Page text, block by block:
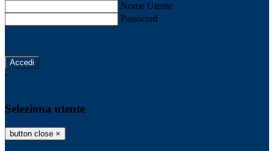
Nome Utente
Password
-
Seleziona utente
button close ×